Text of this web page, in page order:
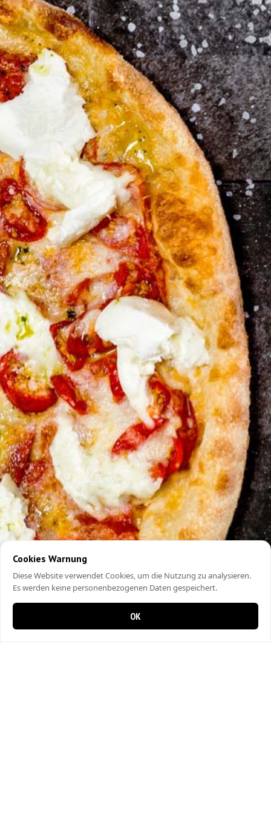
Cookies Warnung
Diese Website verwendet Cookies, um die Nutzung zu analysieren.
Es werden keine personenbezogenen Daten gespeichert.
OK